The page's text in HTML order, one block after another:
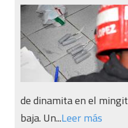
de dinamita en el
baja. Un...Leer más